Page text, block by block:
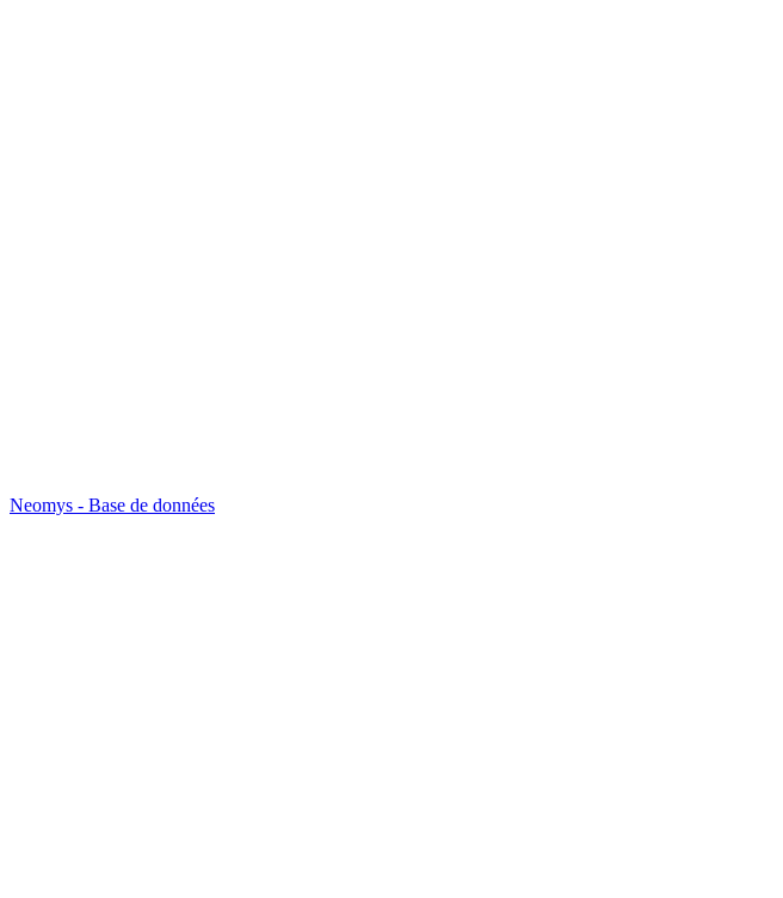
Neomys - Base de données